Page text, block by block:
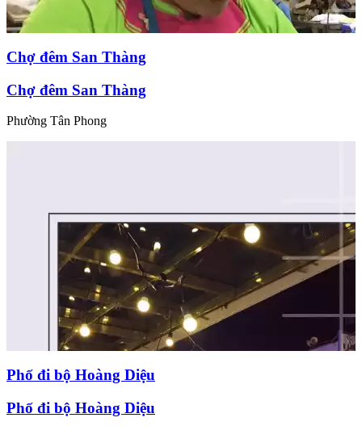
Chợ đêm San Thàng
Chợ đêm San Thàng
Phường Tân Phong
Phố đi bộ Hoàng Diệu
Phố đi bộ Hoàng Diệu